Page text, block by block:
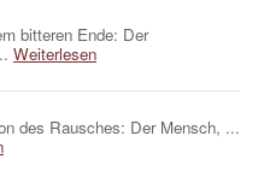
bitteren Ende: Der
Weiterlesen
des Rausches: Der Mensch, ...